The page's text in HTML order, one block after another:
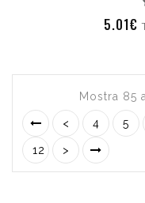
5.01€
Mostra 85
< 4 5
12 >